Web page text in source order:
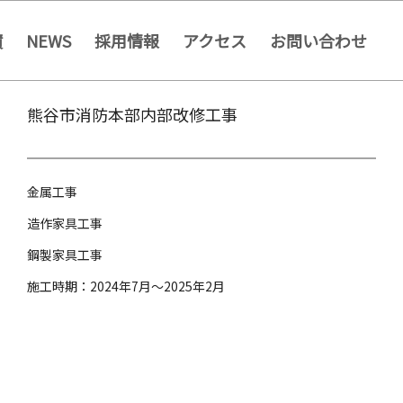
NEWS 採用情報 アクセス お問い合わせ
熊谷市消防本部内部改修工事
金属工事
造作家具工事
鋼製家具工事
施工時期：2024年7月～2025年2月